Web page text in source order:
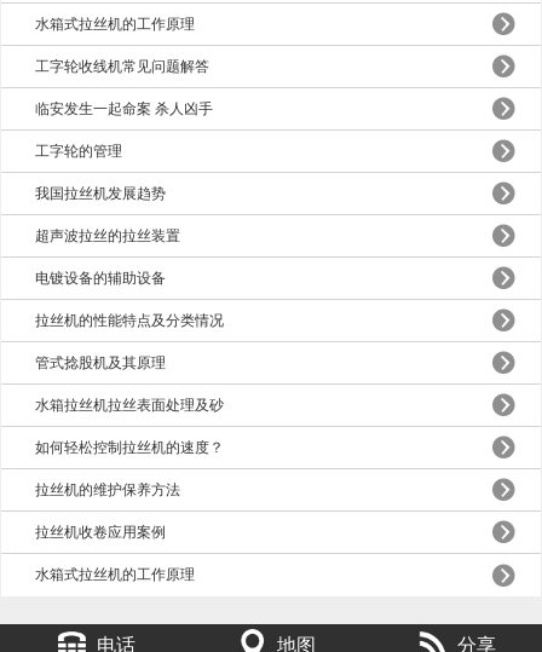
水箱式拉丝机的工作原理
工字轮收线机常见问题解答
临安发生一起命案 杀人凶手
工字轮的管理
我国拉丝机发展趋势
超声波拉丝的拉丝装置
电镀设备的辅助设备
拉丝机的性能特点及分类情况
管式捻股机及其原理
水箱拉丝机拉丝表面处理及砂
如何轻松控制拉丝机的速度？
拉丝机的维护保养方法
拉丝机收卷应用案例
水箱式拉丝机的工作原理
电话 地图 分享